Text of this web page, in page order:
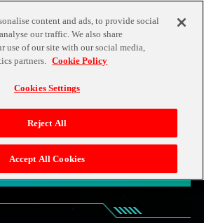
ログイン
新規会員登録
リーズ A-1 Pictures描き下ろしお祝いイ
ラスト
壁紙プレゼント！
content and ads, to provide social
our traffic. We also share
use of our site with our social media,
partners. Cookie Policy
Cookies Settings
Reject All
Accept All Cookies